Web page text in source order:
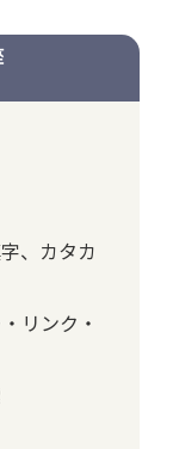
、カタカ
リンク・